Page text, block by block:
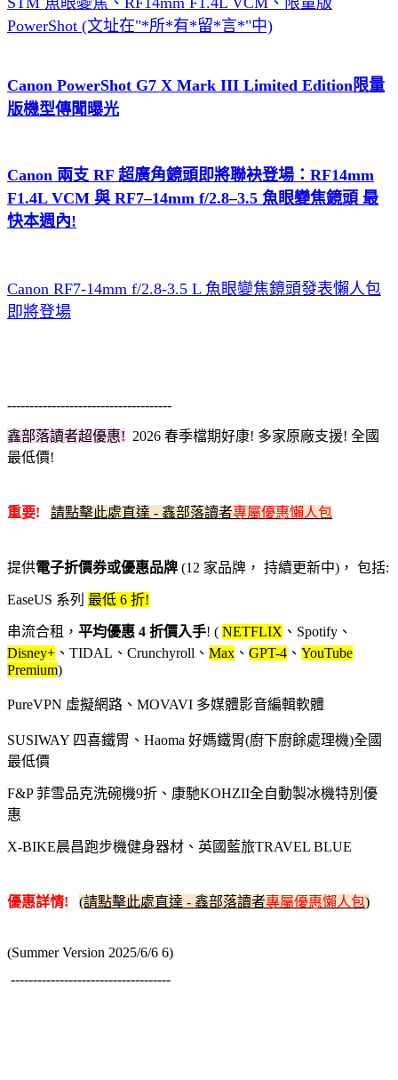
PowerShot (文址在"*所*有*留*言*"中)
Canon PowerShot G7 X Mark III Limited Edition限量
版機型傳聞曝光
Canon 兩支 RF 超廣角鏡頭即將聯袂登場：RF14mm
F1.4L VCM 與 RF7–14mm f/2.8–3.5 魚眼變焦鏡頭 最
快本週內!
Canon RF7-14mm f/2.8-3.5 L 魚眼變焦鏡頭發表懶人包
即將登場
-------------------------------------
鑫部落讀者超優惠! 2026 春季檔期好康! 多家原廠支援! 全國
最低價!
重要! 請點擊此處直達 - 鑫部落讀者專屬優惠懶人包
提供電子折價券或優惠品牌 (12 家品牌， 持續更新中)， 包括:
EaseUS 系列 最低 6 折!
串流合租， 平均優惠 4 折價入手! ( NETFLIX 、Spotify、
Disney+ 、TIDAL、Crunchyroll、 Max 、 GPT-4 、 YouTube
Premium)
PureVPN 虛擬網路、MOVAVI 多媒體影音編輯軟體
SUSIWAY 四喜鐵胃、Haoma 好媽鐵胃(廚下廚餘處理機)全國
最低價
F&P 菲雪品克洗碗機9折、康馳KOHZII全自動製冰機特別優
惠
X-BIKE晨昌跑步機健身器材、英國藍旅TRAVEL BLUE
優惠詳情! (請點擊此處直達 - 鑫部落讀者專屬優惠懶人包)
(Summer Version 2025/6/6 6)
------------------------------------